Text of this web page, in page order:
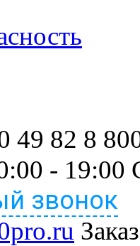
49 82 8
- 19:00
звонок